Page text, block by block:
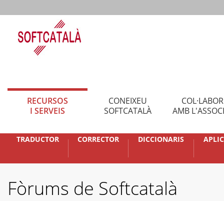
RECURSOS
I SERVEIS
CONEIXEU
SOFTCATALÀ
AMB
TRADUCTOR CORRECTOR DICCIONARIS
Fòrums de Softcatalà